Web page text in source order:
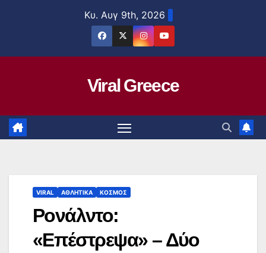
Κυ. Αυγ 9th, 2026
Viral Greece
VIRAL ΑΘΛΗΤΙΚΑ ΚΟΣΜΟΣ
Ρονάλντο:
«Επέστρεψα» – Δύο